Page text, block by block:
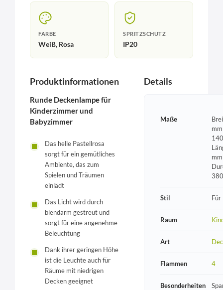
FARBE
Weiß, Rosa
SPRITZSCHUTZ
IP20
Produktinformationen
Runde Deckenlampe für
Kinderzimmer und
Babyzimmer
Das helle Pastellrosa
sorgt für ein gemütliches
Ambiente, das zum
Spielen und Träumen
einlädt
Das Licht wird durch
blendarm gestreut und
sorgt für eine angenehme
Beleuchtung
Dank ihrer geringen Höhe
ist die Leuchte auch für
Räume mit niedrigen
Decken geeignet
Details
Maße
Stil Für
Raum
Art
Flammen 4
Besonderheiten